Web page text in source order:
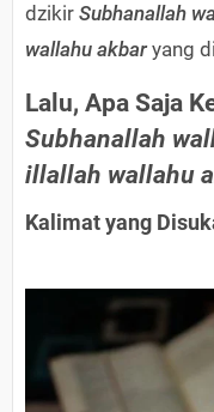
dzikir Subhanallah
wallahu akbaryang
Lalu, Apa Saja
Subhanallah
illallah wallahu
Kalimat yang